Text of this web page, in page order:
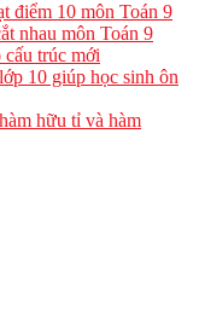
điểm 10 môn Toán 9
nhau môn Toán 9
trúc mới
10 giúp học sinh ôn
hữu tỉ và hàm